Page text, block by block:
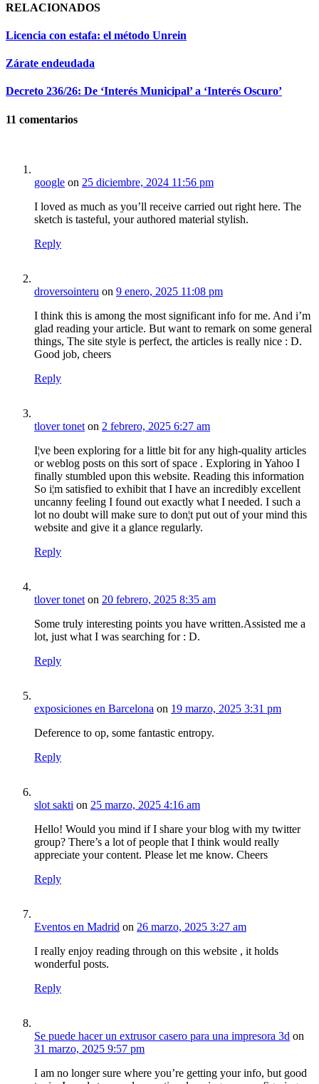
RELACIONADOS
Licencia con estafa: el método Unrein
Zárate endeudada
Decreto 236/26: De ‘Interés Municipal’ a ‘Interés Oscuro’
11 comentarios
google on 25 diciembre, 2024 11:56 pm
I loved as much as you’ll receive carried out right here. The
sketch is tasteful, your authored material stylish.
Reply
droversointeru on 9 enero, 2025 11:08 pm
I think this is among the most significant info for me. And i’m
glad reading your article. But want to remark on some general
things, The site style is perfect, the articles is really nice : D.
Good job, cheers
Reply
tlover tonet on 2 febrero, 2025 6:27 am
I¦ve been exploring for a little bit for any high-quality articles
or weblog posts on this sort of space . Exploring in Yahoo I
finally stumbled upon this website. Reading this information
So i¦m satisfied to exhibit that I have an incredibly excellent
uncanny feeling I found out exactly what I needed. I such a
lot no doubt will make sure to don¦t put out of your mind this
website and give it a glance regularly.
Reply
tlover tonet on 20 febrero, 2025 8:35 am
Some truly interesting points you have written.Assisted me a
lot, just what I was searching for : D.
Reply
exposiciones en Barcelona on 19 marzo, 2025 3:31 pm
Deference to op, some fantastic entropy.
Reply
slot sakti on 25 marzo, 2025 4:16 am
Hello! Would you mind if I share your blog with my twitter
group? There’s a lot of people that I think would really
appreciate your content. Please let me know. Cheers
Reply
Eventos en Madrid on 26 marzo, 2025 3:27 am
I really enjoy reading through on this website , it holds
wonderful posts.
Reply
Se puede hacer un extrusor casero para una impresora 3d on
31 marzo, 2025 9:57 pm
I am no longer sure where you’re getting your info, but good